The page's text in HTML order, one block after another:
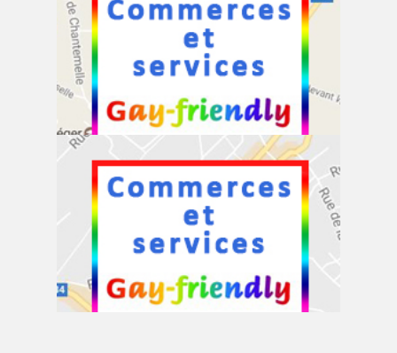
Commerces et services à Erezée